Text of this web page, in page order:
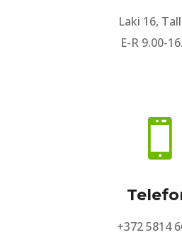
Laki 16,
E-R 9.00-

+372 5814